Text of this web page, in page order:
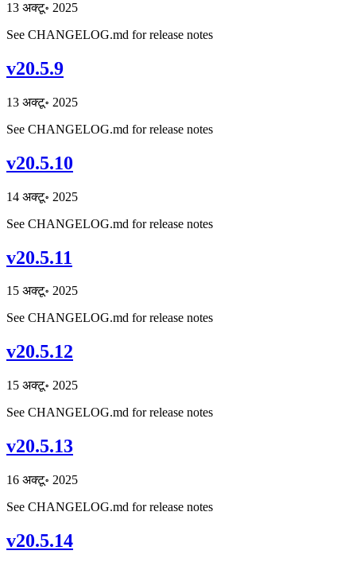
13 अक्टू॰ 2025
See CHANGELOG.md for release notes
v20.5.9
13 अक्टू॰ 2025
See CHANGELOG.md for release notes
v20.5.10
14 अक्टू॰ 2025
See CHANGELOG.md for release notes
v20.5.11
15 अक्टू॰ 2025
See CHANGELOG.md for release notes
v20.5.12
15 अक्टू॰ 2025
See CHANGELOG.md for release notes
v20.5.13
16 अक्टू॰ 2025
See CHANGELOG.md for release notes
v20.5.14